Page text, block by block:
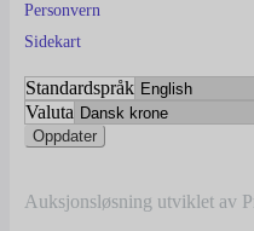
Personvern
Sidekart
Standardspråk
Valuta
Auksjonsløsning utviklet av